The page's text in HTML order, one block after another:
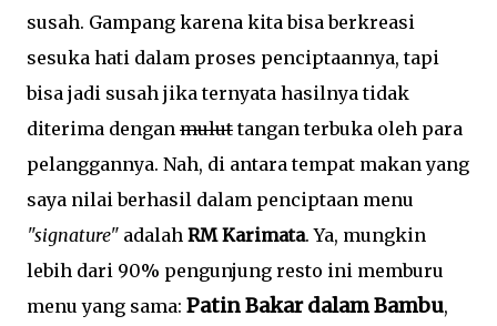
susah. Gampang karena kita bisa berkreasi
sesuka hati dalam proses penciptaannya, tapi
bisa jadi susah jika ternyata hasilnya tidak
diterima dengan muluttangan terbuka oleh para
pelanggannya. Nah, di antara tempat makan yang
saya nilai berhasil dalam penciptaan menu
"signature" adalah RM Karimata. Ya, mungkin
lebih dari 90% pengunjung resto ini memburu
menu yang sama: Patin Bakar dalam Bambu,